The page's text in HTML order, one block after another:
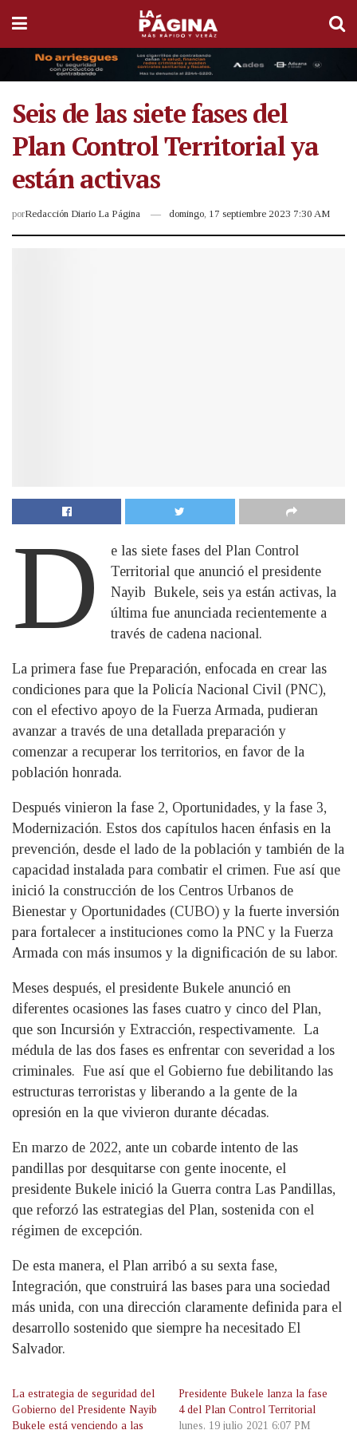
Seis de las siete fases del
Plan Control Territorial ya
están activas
porRedacción Diario La Página domingo, 17 septiembre 2023 7:30 AM
D
e las siete fases del Plan Control
Territorial que anunció el presidente
Nayib Bukele, seis ya están activas, la
última fue anunciada recientemente a
través de cadena nacional.
La primera fase fue Preparación, enfocada en crear las
condiciones para que la Policía Nacional Civil (PNC),
con el efectivo apoyo de la Fuerza Armada, pudieran
avanzar a través de una detallada preparación y
comenzar a recuperar los territorios, en favor de la
población honrada.
Después vinieron la fase 2, Oportunidades, y la fase 3,
Modernización. Estos dos capítulos hacen énfasis en la
prevención, desde el lado de la población y también de la
capacidad instalada para combatir el crimen. Fue así que
inició la construcción de los Centros Urbanos de
Bienestar y Oportunidades (CUBO) y la fuerte inversión
para fortalecer a instituciones como la PNC y la Fuerza
Armada con más insumos y la dignificación de su labor.
Meses después, el presidente Bukele anunció en
diferentes ocasiones las fases cuatro y cinco del Plan,
que son Incursión y Extracción, respectivamente. La
médula de las dos fases es enfrentar con severidad a los
criminales. Fue así que el Gobierno fue debilitando las
estructuras terroristas y liberando a la gente de la
opresión en la que vivieron durante décadas.
En marzo de 2022, ante un cobarde intento de las
pandillas por desquitarse con gente inocente, el
presidente Bukele inició la Guerra contra Las Pandillas,
que reforzó las estrategias del Plan, sostenida con el
régimen de excepción.
De esta manera, el Plan arribó a su sexta fase,
Integración, que construirá las bases para una sociedad
más unida, con una dirección claramente definida para el
desarrollo sostenido que siempre ha necesitado El
Salvador.
La estrategia de seguridad del
Gobierno del Presidente Nayib
Bukele está venciendo a las
Presidente Bukele lanza la fase
4 del Plan Control Territorial
lunes, 19 julio 2021 6:07 PM